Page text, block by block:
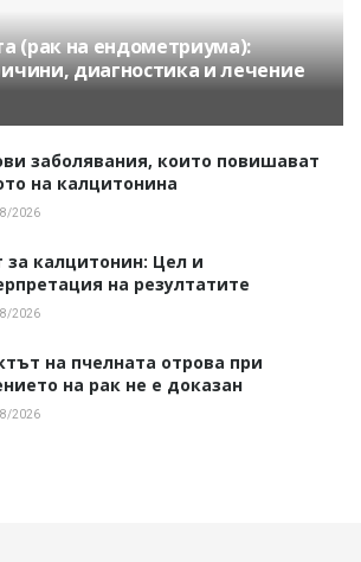
(рак на ендометриума):
диагностика и лечение
заболявания, които повишават
на калцитонина
2026
за калцитонин: Цел и
на резултатите
2026
на пчелната отрова при
на рак не е доказан
2026